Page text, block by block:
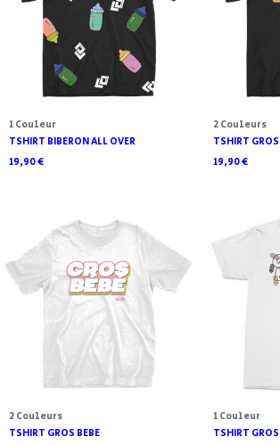
1 Couleur
TSHIRT BIBERON ALL OVER
19,90 €
2 Couleurs
TSHIRT GROS
19,90 €
2 Couleurs
TSHIRT GROS BÉBÉ
1 Couleur
TSHIRT